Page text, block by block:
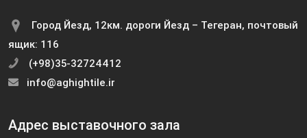
Город Йезд, 12км. дороги Йезд – Тегеран, почтовый
ящик: 116
(+98)35-32724412
info@aghightile.ir
Адрес выставочного зала